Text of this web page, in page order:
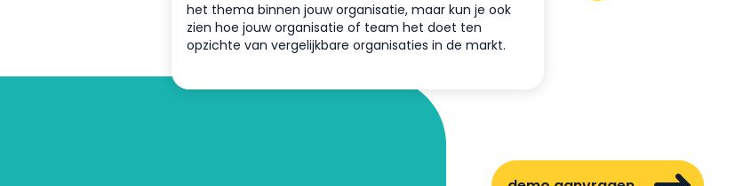
het thema binnen jouw organisatie, maar kun je ook
zien hoe jouw organisatie of team het doet ten
opzichte van vergelijkbare organisaties in de markt.